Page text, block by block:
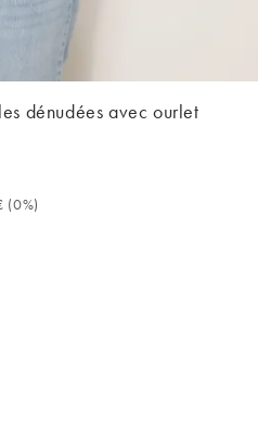
dénudées avec ourlet
sur 30 jours 12,59 € (0%).
(0%)